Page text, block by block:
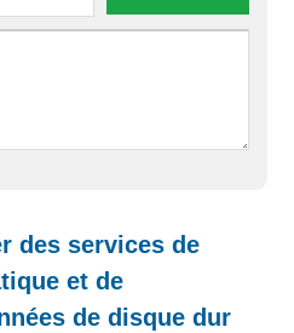
des services de
et de
de disque dur